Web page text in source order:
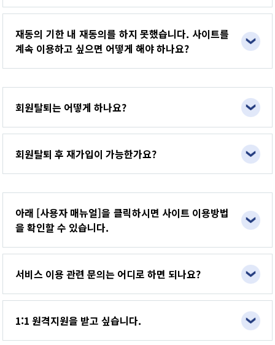
재동의 기한 내 재동의를 하지 못했습니다. 사이트를
계속 이용하고 싶으면 어떻게 해야 하나요?
회원탈퇴는 어떻게 하나요?
회원탈퇴 후 재가입이 가능한가요?
아래 [사용자 매뉴얼]을 클릭하시면 사이트 이용방법
을 확인할 수 있습니다.
서비스 이용 관련 문의는 어디로 하면 되나요?
1:1 원격지원을 받고 싶습니다.